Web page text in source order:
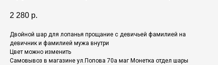
2 280 р.
Двойной шар для лопанья прощание с девичьей фамилией на
девичник и фамилией мужа внутри
Цвет можно изменить
Самовывоз в магазине ул.Попова 70а маг Монетка отдел шары